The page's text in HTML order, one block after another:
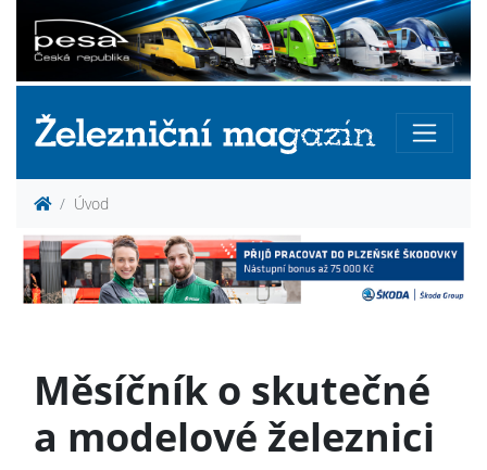
Úvod
Měsíčník o skutečné
a modelové železnici